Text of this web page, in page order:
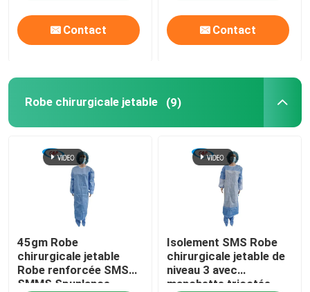
Contact Contact
Robe chirurgicale jetable (9)
45gm Robe
chirurgicale jetable
Robe renforcée SMS
SMMS Spunlance
Isolement SMS Robe
chirurgicale jetable de
niveau 3 avec
manchette tricotée